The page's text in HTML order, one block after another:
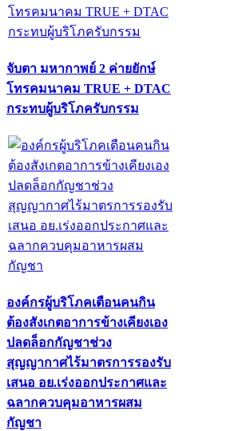
จับตา มหากาพย์ 2 ค่ายยักษ์
โทรคมนาคม TRUE + DTAC
กระทบผู้บริโภครับกรรม
องค์กรผู้บริโภคเตือนคนกิน
ต้องสังเกตอาการข้างเคียงเอง
ปลดล็อกกัญชาช่วง
สุญญากาศไร้มาตรการรองรับ
เสนอ อย.เร่งออกประกาศและ
ฉลากควบคุมอาหารผสม
กัญชา